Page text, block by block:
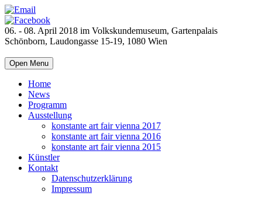
06. - 08. April 2018 im Volkskundemuseum, Gartenpalais
Schönborn, Laudongasse 15-19, 1080 Wien
Open Menu
Home
News
Programm
Ausstellung
konstante art fair vienna 2017
konstante art fair vienna 2016
konstante art fair vienna 2015
Künstler
Kontakt
Datenschutzerklärung
Impressum